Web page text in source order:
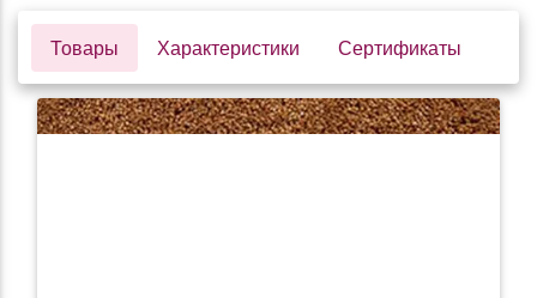
Товары Характеристики Сертификаты